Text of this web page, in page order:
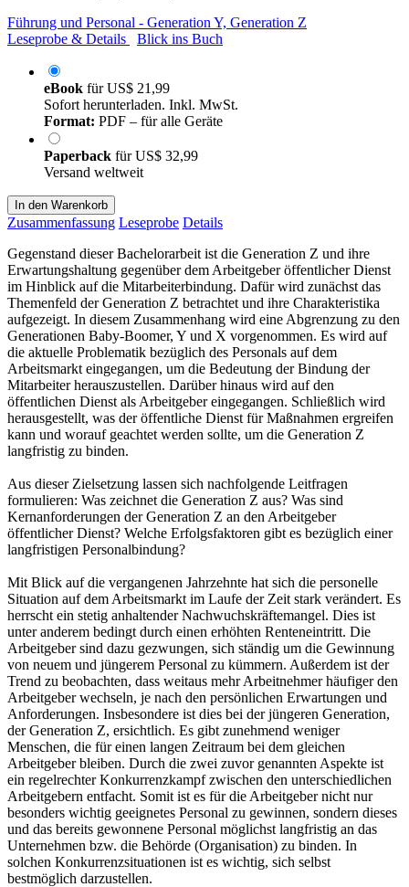
Führung und Personal - Generation Y, Generation Z
Leseprobe & Details
Blick ins Buch
eBook fürUS$ 21,99
Sofort herunterladen. Inkl. MwSt.
Format: PDF – für alle Geräte
Paperback fürUS$ 32,99
Versand weltweit
In den Warenkorb
Zusammenfassung Leseprobe Details
Gegenstand dieser Bachelorarbeit ist die Generation Z und ihre
Erwartungshaltung gegenüber dem Arbeitgeber öffentlicher Dienst
im Hinblick auf die Mitarbeiterbindung. Dafür wird zunächst das
Themenfeld der Generation Z betrachtet und ihre Charakteristika
aufgezeigt. In diesem Zusammenhang wird eine Abgrenzung zu den
Generationen Baby-Boomer, Y und X vorgenommen. Es wird auf
die aktuelle Problematik bezüglich des Personals auf dem
Arbeitsmarkt eingegangen, um die Bedeutung der Bindung der
Mitarbeiter herauszustellen. Darüber hinaus wird auf den
öffentlichen Dienst als Arbeitgeber eingegangen. Schließlich wird
herausgestellt, was der öffentliche Dienst für Maßnahmen ergreifen
kann und worauf geachtet werden sollte, um die Generation Z
langfristig zu binden.
Aus dieser Zielsetzung lassen sich nachfolgende Leitfragen
formulieren: Was zeichnet die Generation Z aus? Was sind
Kernanforderungen der Generation Z an den Arbeitgeber
öffentlicher Dienst? Welche Erfolgsfaktoren gibt es bezüglich einer
langfristigen Personalbindung?
Mit Blick auf die vergangenen Jahrzehnte hat sich die personelle
Situation auf dem Arbeitsmarkt im Laufe der Zeit stark verändert. Es
herrscht ein stetig anhaltender Nachwuchskräftemangel. Dies ist
unter anderem bedingt durch einen erhöhten Renteneintritt. Die
Arbeitgeber sind dazu gezwungen, sich ständig um die Gewinnung
von neuem und jüngerem Personal zu kümmern. Außerdem ist der
Trend zu beobachten, dass weitaus mehr Arbeitnehmer häufiger den
Arbeitgeber wechseln, je nach den persönlichen Erwartungen und
Anforderungen. Insbesondere ist dies bei der jüngeren Generation,
der Generation Z, ersichtlich. Es gibt zunehmend weniger
Menschen, die für einen langen Zeitraum bei dem gleichen
Arbeitgeber bleiben. Durch die zwei zuvor genannten Aspekte ist
ein regelrechter Konkurrenzkampf zwischen den unterschiedlichen
Arbeitgebern entfacht. Somit ist es für die Arbeitgeber nicht nur
besonders wichtig geeignetes Personal zu gewinnen, sondern dieses
und das bereits gewonnene Personal möglichst langfristig an das
Unternehmen bzw. die Behörde (Organisation) zu binden. In
solchen Konkurrenzsituationen ist es wichtig, sich selbst
bestmöglich darzustellen.